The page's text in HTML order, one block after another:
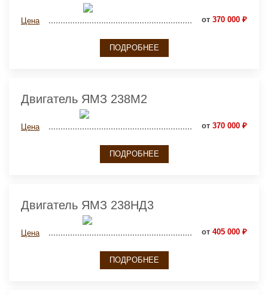
Цена от 370 000 ₽
ПОДРОБНЕЕ
Двигатель ЯМЗ 238М2
Цена от 370 000 ₽
ПОДРОБНЕЕ
Двигатель ЯМЗ 238НД3
Цена от 405 000 ₽
ПОДРОБНЕЕ